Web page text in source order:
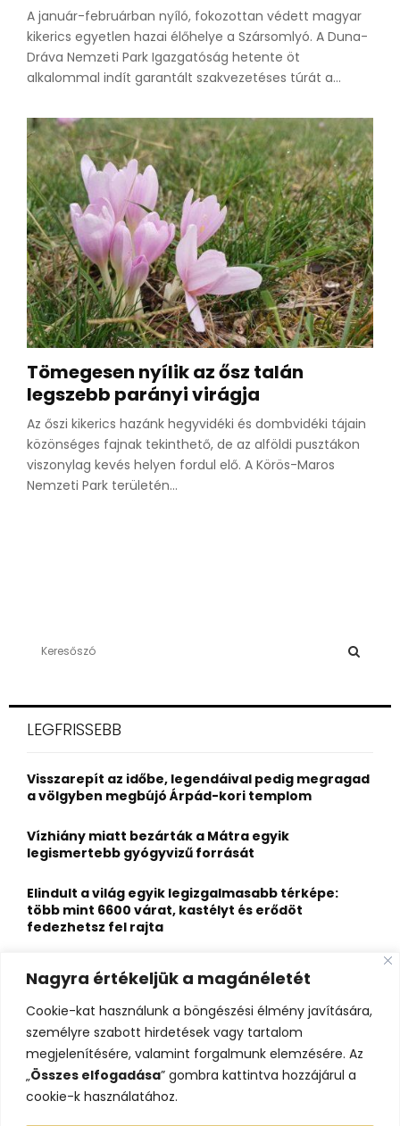
Nagyra értékeljük a magánéletét
Cookie-kat használunk a böngészési élmény javítására,
személyre szabott hirdetések vagy tartalom
megjelenítésére, valamint forgalmunk elemzésére. Az
„Összes elfogadása” gombra kattintva hozzájárul a
cookie-k használatához.
A január-februárban nyíló, fokozottan védett magyar
kikerics egyetlen hazai élőhelye a Szársomlyó. A Duna-
Dráva Nemzeti Park Igazgatóság hetente öt
alkalommal indít garantált szakvezetéses túrát a...
Tömegesen nyílik az ősz talán
legszebb parányi virágja
Az őszi kikerics hazánk hegyvidéki és dombvidéki tájain
közönséges fajnak tekinthető, de az alföldi pusztákon
viszonylag kevés helyen fordul elő. A Körös-Maros
Nemzeti Park területén...
h
o
r
LEGFRISSEBB
Visszarepít az időbe, legendáival pedig megragad
a völgyben megbújó Árpád-kori templom
Vízhiány miatt bezárták a Mátra egyik
legismertebb gyógyvizű forrását
Elindult a világ egyik legizgalmasabb térképe:
több mint 6600 várat, kastélyt és erődöt
fedezhetsz fel rajta
Kigyulladt a Szőke Tisza legendás hajóroncsa,
nagy erőkkel vonultak a tűzoltók
Életveszélyes fenyegetést kapott, elmarad Majka
erdélyi koncertje